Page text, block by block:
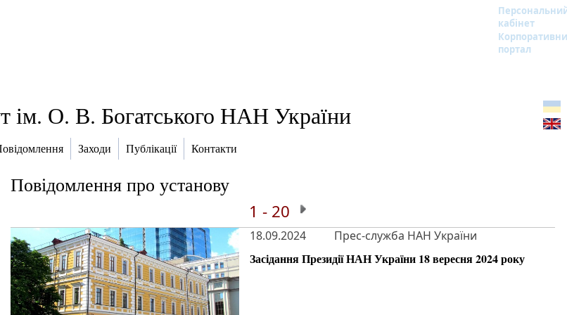
кабінет
портал
ім. О. В. Богатського НАН України
Заходи Публікації Контакти
Повідомлення про установу
1 - 20
18.09.2024 Прес-служба НАН України
Засідання Президії НАН України 18 вересня 2024 року